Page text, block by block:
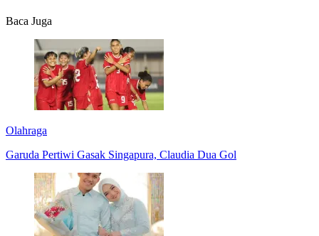
Baca Juga
Olahraga
Garuda Pertiwi Gasak Singapura, Claudia Dua Gol